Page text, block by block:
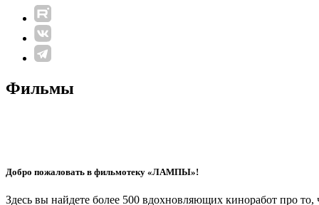
Фильмы
Добро пожаловать в фильмотеку «ЛАМПЫ»!
Здесь вы найдете более 500 вдохновляющих киноработ про